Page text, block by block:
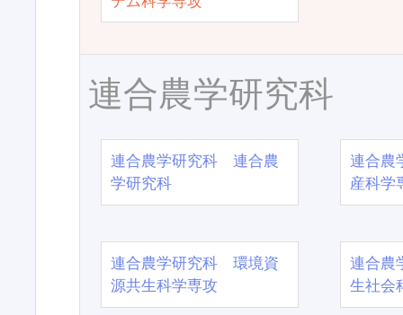
連合農学研究科
連合農学研究科 連合農
学研究科
連合農
産科学
連合農学研究科 環境資
源共生科学専攻
連合農
生社会